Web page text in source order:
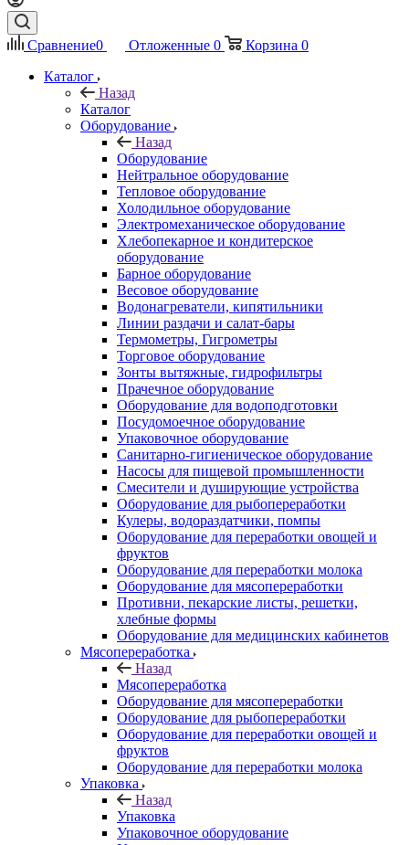
Сравнение0 Отложенные 0 Корзина 0
Каталог
Назад
Каталог
Оборудование
Назад
Оборудование
Нейтральное оборудование
Тепловое оборудование
Холодильное оборудование
Электромеханическое оборудование
Хлебопекарное и кондитерское
оборудование
Барное оборудование
Весовое оборудование
Водонагреватели, кипятильники
Линии раздачи и салат-бары
Термометры, Гигрометры
Торговое оборудование
Зонты вытяжные, гидрофильтры
Прачечное оборудование
Оборудование для водоподготовки
Посудомоечное оборудование
Упаковочное оборудование
Санитарно-гигиеническое оборудование
Насосы для пищевой промышленности
Смесители и душирующие устройства
Оборудование для рыбопереработки
Кулеры, водораздатчики, помпы
Оборудование для переработки овощей и
фруктов
Оборудование для переработки молока
Оборудование для мясопереработки
Противни, пекарские листы, решетки,
хлебные формы
Оборудование для медицинских кабинетов
Мясопереработка
Назад
Мясопереработка
Оборудование для мясопереработки
Оборудование для рыбопереработки
Оборудование для переработки овощей и
фруктов
Оборудование для переработки молока
Упаковка
Назад
Упаковка
Упаковочное оборудование